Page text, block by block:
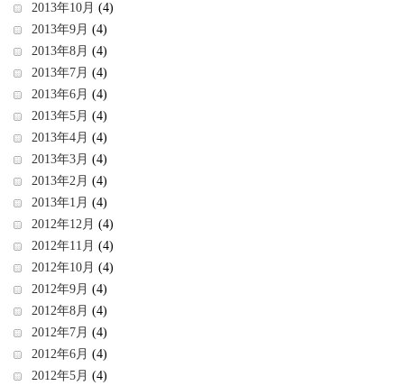
2013年10月 (4)
2013年9月 (4)
2013年8月 (4)
2013年7月 (4)
2013年6月 (4)
2013年5月 (4)
2013年4月 (4)
2013年3月 (4)
2013年2月 (4)
2013年1月 (4)
2012年12月 (4)
2012年11月 (4)
2012年10月 (4)
2012年9月 (4)
2012年8月 (4)
2012年7月 (4)
2012年6月 (4)
2012年5月 (4)